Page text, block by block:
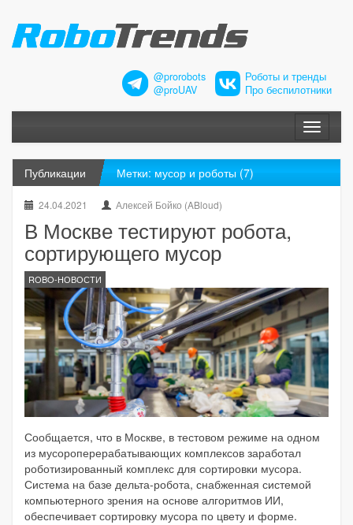
@prorobots
@proUAV
Роботы и тренды
Про беспилотники
Меню
Публикации Метки: мусор и роботы (7)
24.04.2021 Алексей Бойко (ABloud)
В Москве тестируют робота,
сортирующего мусор
ROBO-НОВОСТИ
Сообщается, что в Москве, в тестовом режиме на одном
из мусороперерабатывающих комплексов заработал
роботизированный комплекс для сортировки мусора.
Система на базе дельта-робота, снабженная системой
компьютерного зрения на основе алгоритмов ИИ,
обеспечивает сортировку мусора по цвету и форме.